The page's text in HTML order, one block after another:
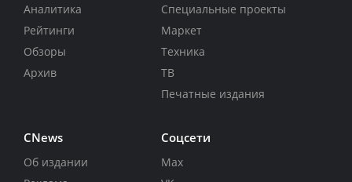
Аналитика
Рейтинги
Обзоры
Архив
Специальные проекты
Маркет
Техника
ТВ
Печатные издания
CNews
Об издании
Соцсети
Max